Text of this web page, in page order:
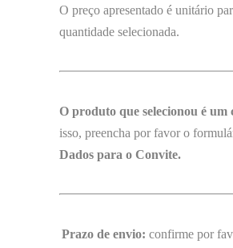
O preço apresentado é unitário
quantidade selecionada.
O produto que selecionou é um
isso, preencha por favor o
Dados para o Convite.
Prazo de envio: confirme por